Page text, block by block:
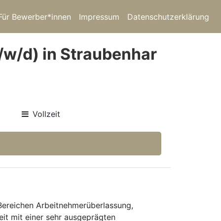
Bewerber*innen Impressum Datenschutzerklärung
d) in Straubenhar
Vollzeit
Arbeitnehmerüberlassung,
mit einer sehr ausgeprägten